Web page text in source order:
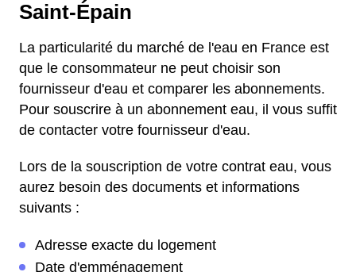
Saint-Épain
La particularité du marché de l'eau en France est
que le consommateur ne peut choisir son
fournisseur d'eau et comparer les abonnements.
Pour souscrire à un abonnement eau, il vous suffit
de contacter votre fournisseur d'eau.
Lors de la souscription de votre contrat eau, vous
aurez besoin des documents et informations
suivants :
Adresse exacte du logement
Date d'emménagement